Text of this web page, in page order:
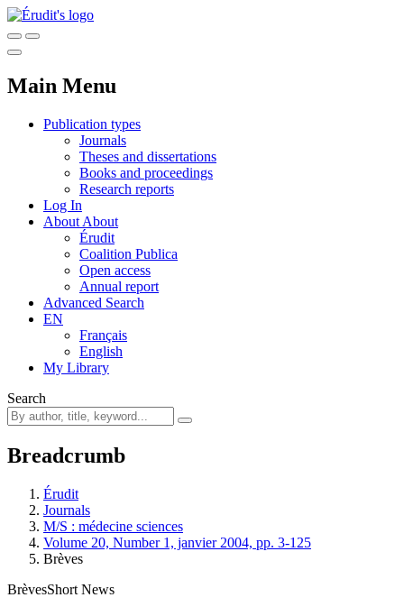
Main Menu
Publication types
Journals
Theses and dissertations
Books and proceedings
Research reports
Log In
About About
Érudit
Coalition Publica
Open access
Annual report
Advanced Search
EN
Français
English
My Library
Search
Breadcrumb
Érudit
Journals
M/S : médecine sciences
Volume 20, Number 1, janvier 2004, pp. 3-125
Brèves
BrèvesShort News